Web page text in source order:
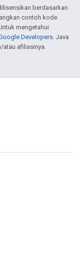
berdasarkan
contoh kode
mengetahui
Developers. Java
atau afiliasinya.